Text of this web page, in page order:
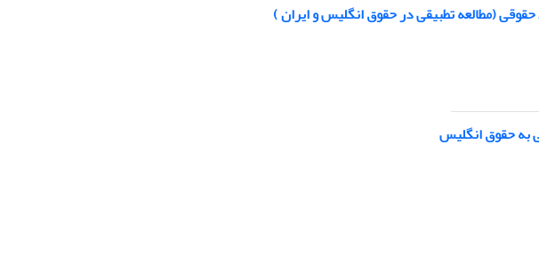
(مطالعه تطبیقی در حقوق انگلیس و ایران )
به حقوق انگلیس